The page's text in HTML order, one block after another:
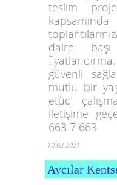
teslim
daire
güvenli
mutlu bir
etüd
iletişime
663 7 663
10.02.2021
Avcılar